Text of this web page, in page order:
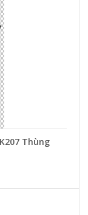
Thùng